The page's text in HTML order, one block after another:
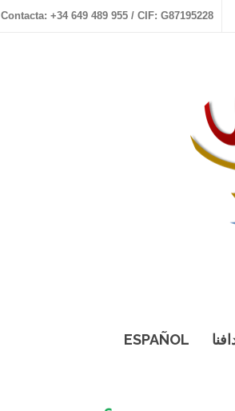
Contacta: +34 649 489 955 / CIF: G87195228
ESPAÑOL